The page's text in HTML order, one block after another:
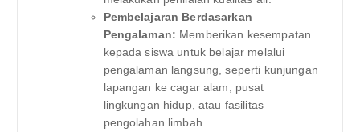
Pembelajaran Berdasarkan
Pengalaman: Memberikan kesempatan
kepada siswa untuk belajar melalui
pengalaman langsung, seperti kunjungan
lapangan ke cagar alam, pusat
lingkungan hidup, atau fasilitas
pengolahan limbah.